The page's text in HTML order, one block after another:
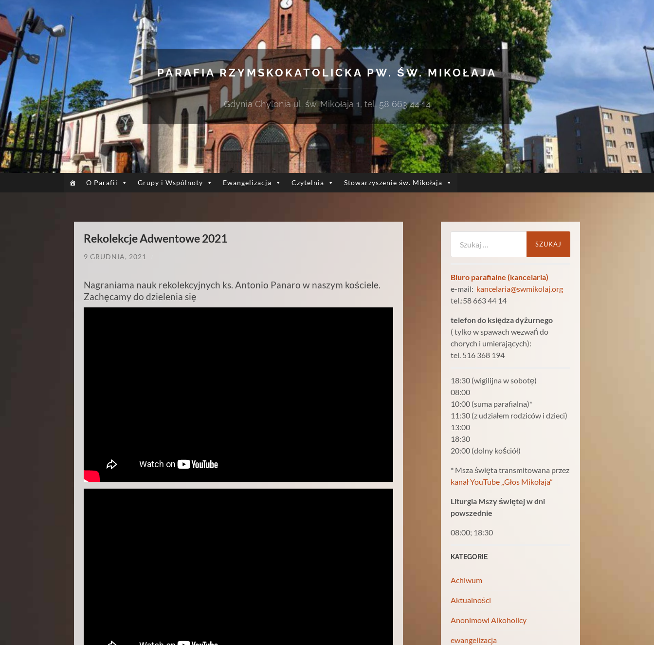
PARAFIA RZYMSKOKATOLICKA PW. ŚW. MIKOŁAJA
Gdynia Chylonia ul. św. Mikołaja 1, tel. 58 663 44 14
O Parafii Grupy i Wspólnoty Ewangelizacja Czytelnia Stowarzyszenie św. Mikołaja
Rekolekcje Adwentowe 2021
9 GRUDNIA, 2021
Nagraniama nauk rekolekcyjnych ks. Antonio Panaro w naszym kościele.
Zachęcamy do dzielenia się
Biuro parafialne (kancelaria)
e-mail: kancelaria@swmikolaj.org
tel.:58 663 44 14
telefon do księdza dyżurnego
( tylko w spawach wezwań do
chorych i umierających):
tel. 516 368 194
18:30 (wigilijna w sobotę)
08:00
10:00 (suma parafialna)*
11:30 (z udziałem rodziców i dzieci)
13:00
18:30
20:00 (dolny kościół)
* Msza święta transmitowana przez
kanał YouTube „Głos Mikołaja”
Liturgia Mszy świętej w dni
powszednie
08:00; 18:30
KATEGORIE
Achiwum
Aktualności
Anonimowi Alkoholicy
ewangelizacja